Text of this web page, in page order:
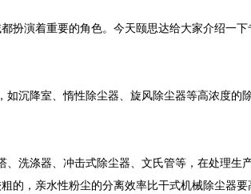
扮演着重要的角色。今天颐思达给大家介绍一下
沉降室、惰性除尘器、旋风除尘器等高浓度的
洗涤器、冲击式除尘器、文氏管等，在处理生
的，亲水性粉尘的分离效率比干式机械除尘器要